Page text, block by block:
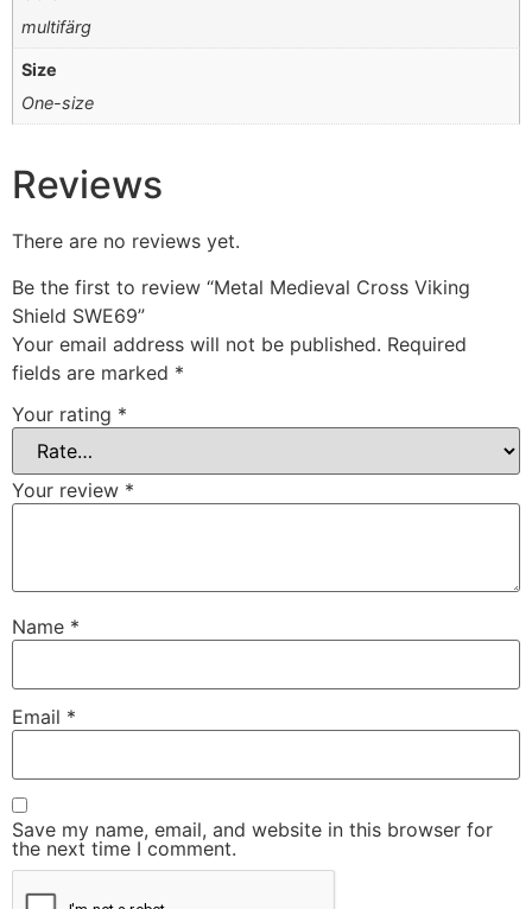
multifärg
Size
One-size
Reviews
There are no reviews yet.
Be the first to review “Metal Medieval Cross Viking
Shield SWE69”
Your email address will not be published. Required
fields are marked *
Your rating *
Your review *
Name *
Email *
Save my name, email, and website in this browser for
the next time I comment.